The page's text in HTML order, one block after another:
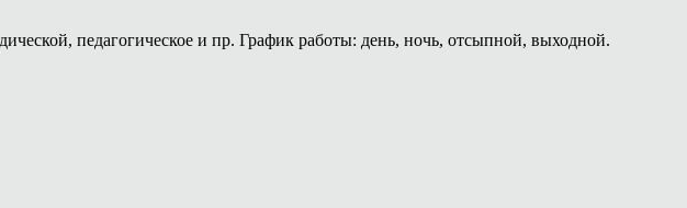
педагогическое и пр. График работы: день, ночь, отсыпной, выходной.